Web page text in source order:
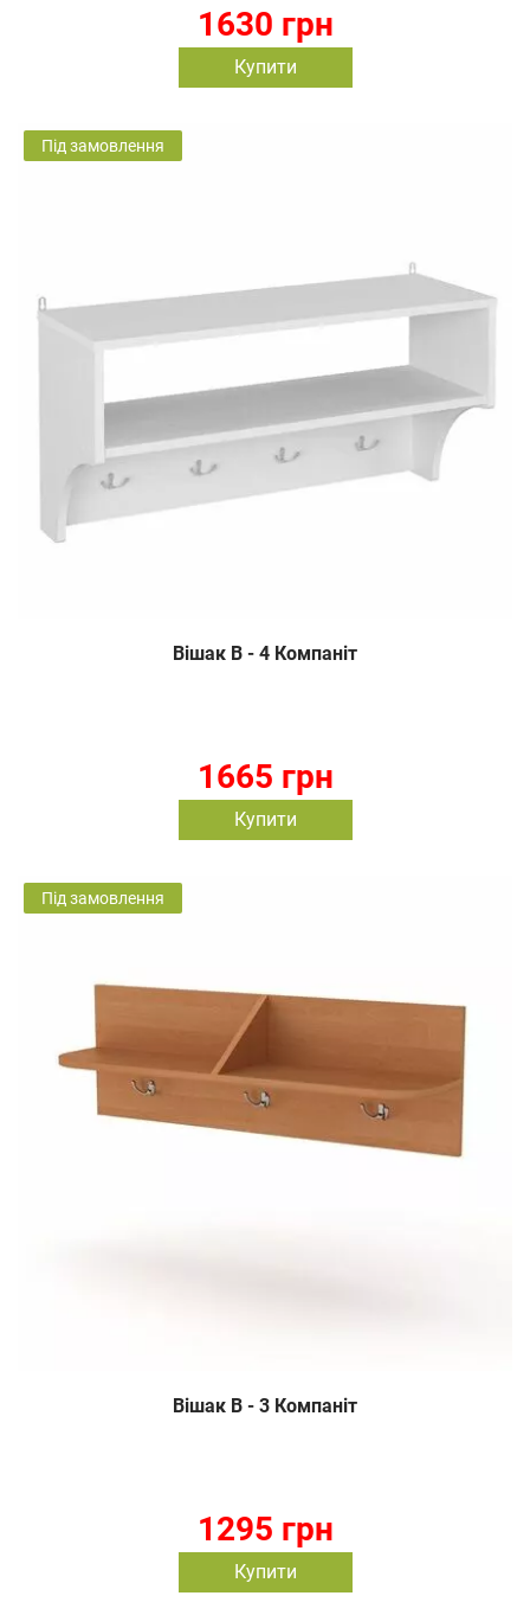
1630 грн
Купити
Під замовлення
Вішак В - 4 Компаніт
1665 грн
Купити
Під замовлення
Вішак В - 3 Компаніт
1295 грн
Купити